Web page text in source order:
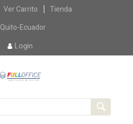
Skip
content
Ver Carrito Tienda
Quito-Ecuador
Login